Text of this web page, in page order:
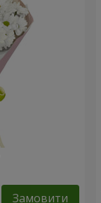
Замовити